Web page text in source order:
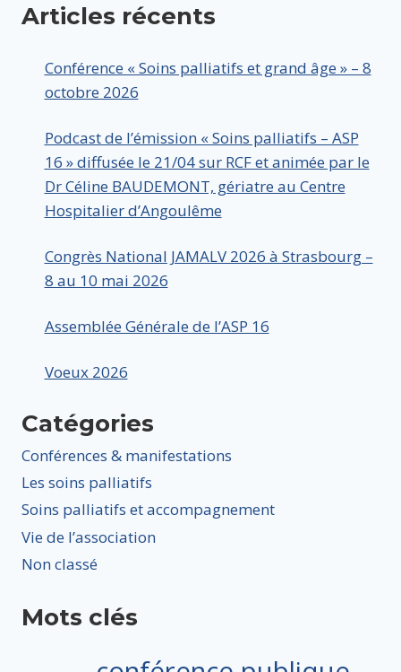
Articles récents
Conférence « Soins palliatifs et grand âge » – 8
octobre 2026
Podcast de l’émission « Soins palliatifs – ASP
16 » diffusée le 21/04 sur RCF et animée par le
Dr Céline BAUDEMONT, gériatre au Centre
Hospitalier d’Angoulême
Congrès National JAMALV 2026 à Strasbourg –
8 au 10 mai 2026
Assemblée Générale de l’ASP 16
Voeux 2026
Catégories
Conférences & manifestations
Les soins palliatifs
Soins palliatifs et accompagnement
Vie de l’association
Non classé
Mots clés